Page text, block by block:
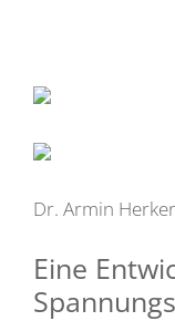
Dr. Armin
Eine